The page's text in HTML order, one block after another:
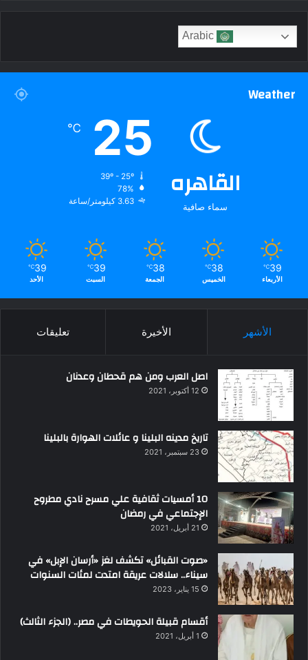
Weather
القاهره
سماء صافية
25
℃
78%
3.63 كيلومتر/ساعة
39
℃
الأربعاء
38
℃
الخميس
38
℃
الجمعة
39
℃
السبت
39
℃
الأحد
الأشهر الأخيرة تعليقات
اصل العرب ومن هم قحطان وعدنان
12 أكتوبر، 2021
تاريخ مدينه البلينا و عائلات الهوارة بالبلينا
23 سبتمبر، 2021
10 أمسيات ثقافية علي مسرح نادي مطروح
الإجتماعي في رمضان
21 أبريل، 2021
«صوت القبائل» تكشف لغز «أرسان الإبل» في
سيناء.. سلالات عريقة امتدت لمئات السنوات
15 يناير، 2023
أقسام قبيلة الحويطات في مصر.. (الجزء الثالث)
1 أبريل، 2021